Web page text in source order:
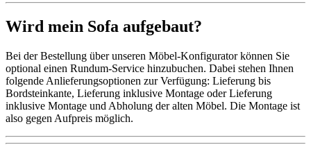
Wird mein Sofa aufgebaut?
Bei der Bestellung über unseren Möbel-Konfigurator können Sie
optional einen Rundum-Service hinzubuchen. Dabei stehen Ihnen
folgende Anlieferungsoptionen zur Verfügung: Lieferung bis
Bordsteinkante, Lieferung inklusive Montage oder Lieferung
inklusive Montage und Abholung der alten Möbel. Die Montage ist
also gegen Aufpreis möglich.